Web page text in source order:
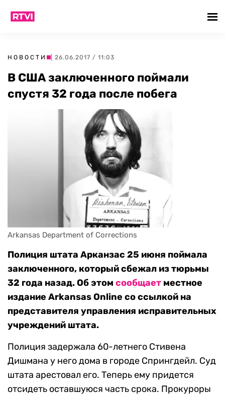
НОВОСТИ | 26.06.2017 / 11:03
В США заключенного поймали
спустя 32 года после побега
Arkansas Department of Corrections
Полиция штата Арканзас 25 июня поймала
заключенного, который сбежал из тюрьмы
32 года назад. Об этом сообщает местное
издание Arkansas Online со ссылкой на
представителя управления исправительных
учреждений штата.
Полиция задержала 60-летнего Стивена
Дишмана у него дома в городе Спрингдейл. Суд
штата арестовал его. Теперь ему придется
отсидеть оставшуюся часть срока. Прокуроры